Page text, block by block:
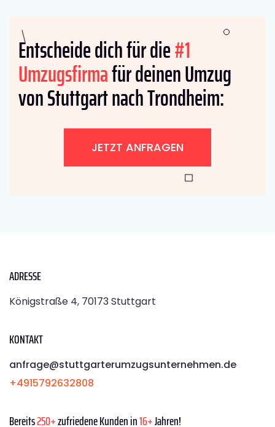
Entscheide dich für die#1
Umzugsfirmafür deinen Umzug
von Stuttgart nach Trondheim:
JETZT ANFRAGEN
ADRESSE
Königstraße 4, 70173 Stuttgart
KONTAKT
anfrage@stuttgarterumzugsunternehmen.de
+4915792632808
Bereits250+zufriedene Kunden in16+Jahren!